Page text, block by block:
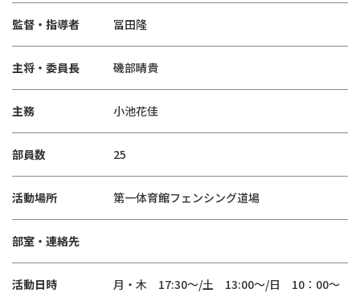
監督・指導者 冨田隆
主将・委員長 磯部晴貴
主務 小池花佳
部員数 25
活動場所 第一体育館フェンシング道場
部室・連絡先
活動日時 月・木 17:30～/土 13:00～/日 10：00～